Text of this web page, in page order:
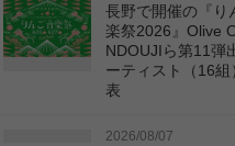
長野で開催の『り
楽祭2026』Olive
NDOUJIら第11弾
ーティスト（16組
表
2026/08/07